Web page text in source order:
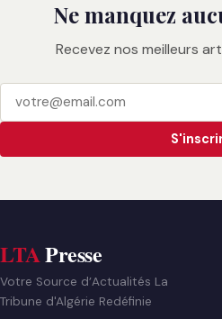
Ne manquez
Recevez nos meilleurs
LTAPresse
Votre Source d’Actualités La
Tribune d'Algérie Redéfinie